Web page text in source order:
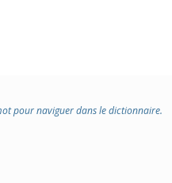
pour naviguer dans le dictionnaire.